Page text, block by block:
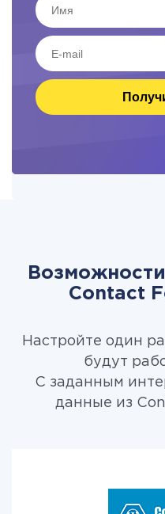
Contact
Настройте один
будут
С заданным
данные из